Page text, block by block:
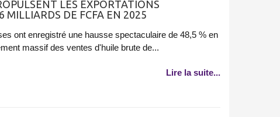
LES EXPORTATIONS
MILLIARDS DE FCFA EN 2025
ont enregistré une hausse spectaculaire de 48,5 % en
massif des ventes d'huile brute de...
Lire la suite...